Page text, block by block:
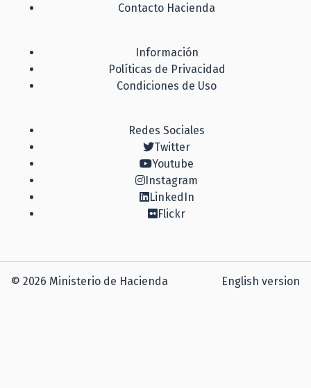
Contacto Hacienda
Información
Políticas de Privacidad
Condiciones de Uso
Redes Sociales
Twitter
Youtube
Instagram
LinkedIn
Flickr
© 2026 Ministerio de Hacienda English version